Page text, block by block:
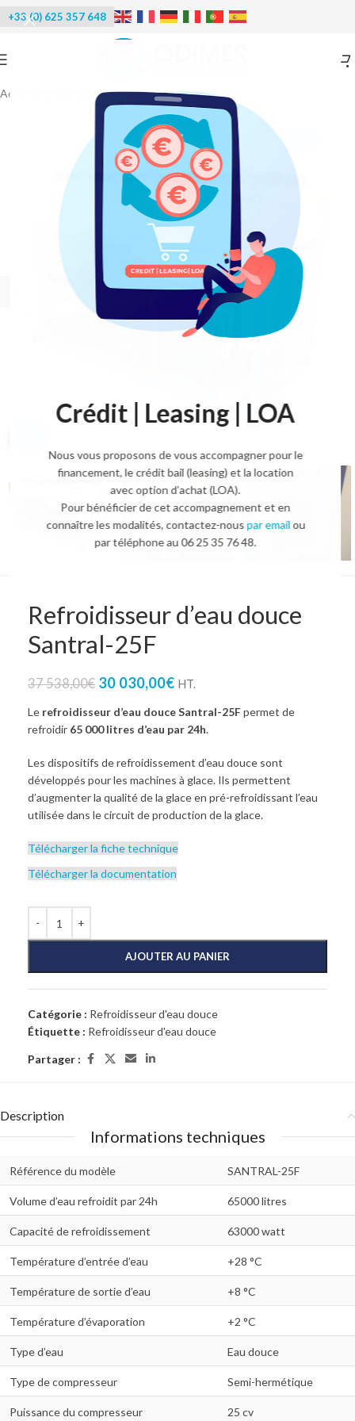
Crédit | Leasing | LOA
Nous vous proposons de vous accompagner pour le
financement, le crédit bail (leasing) et la location
avec option d’achat (LOA).
Pour bénéficier de cet accompagnement et en
connaître les modalités, contactez-nouspar email ou
par téléphone au 06 25 35 76 48.
+33 (0) 625 357 648
Accueil Réfrigération/Refroidisseur d'eau douce
Refroidisseur d’eau douce
Santral-25F
37 538,00€ 30 030,00€ HT.
Le refroidisseur d’eau douce Santral-25Fpermet de
refroidir 65 000 litres d’eau par 24h.
Les dispositifs de refroidissement d’eau douce sont
développés pour les machines à glace. Ils permettent
d’augmenter la qualité de la glace en pré-refroidissant l’eau
utilisée dans le circuit de production de la glace.
Télécharger la fiche technique
Télécharger la documentation
AJOUTER AU PANIER
Catégorie : Refroidisseur d'eau douce
Étiquette : Refroidisseur d'eau douce
Partager :
Description
Informations techniques
Référence du modèle SANTRAL-25F
Volume d’eau refroidit par 24h 65000 litres
Capacité de refroidissement 63000 watt
Température d’entrée d’eau +28 °C
Température de sortie d’eau +8 °C
Température d’évaporation +2 °C
Type d’eau Eau douce
Type de compresseur Semi-hermétique
Puissance du compresseur 25 cv